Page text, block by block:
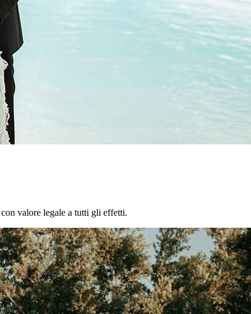
valore legale a tutti gli effetti.